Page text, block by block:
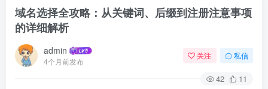
域名选择全攻略：从关键词、后缀到注册注意事项
的详细解析
admin
4个月前发布
关注 私信
42 11